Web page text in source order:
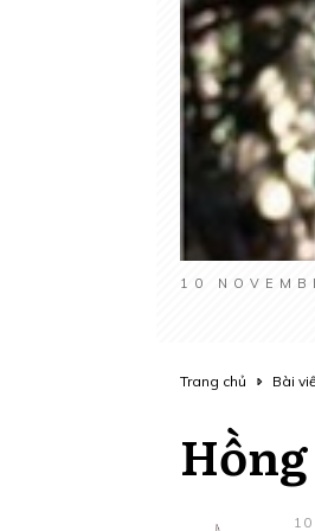
10
Trang chủ Bài